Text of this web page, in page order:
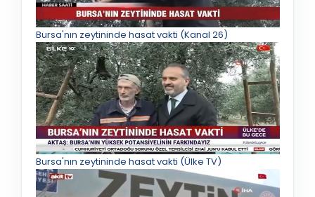
Bursa'nın zeytininde hasat vakti (Kanal 26)
Bursa'nın zeytininde hasat vakti (Ülke TV)